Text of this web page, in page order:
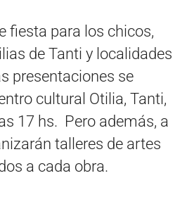
fiesta para los chicos,
de Tanti y localidades
presentaciones se
cultural Otilia, Tanti,
17 hs. Pero además, a
talleres de artes
a cada obra.